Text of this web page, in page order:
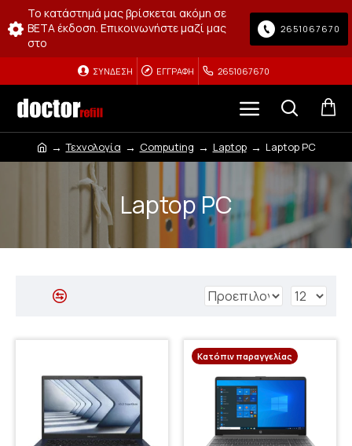
Το κατάστημά μας βρίσκεται ακόμη σε
BETA έκδοση. Επικοινωνήστε μαζί μας
στο
2651067670
ΣΎΝΔΕΣΗ ΕΓΓΡΑΦΉ 2651067670
Τεχνολογία Computing Laptop Laptop PC
Laptop PC
Κατόπιν παραγγελίας